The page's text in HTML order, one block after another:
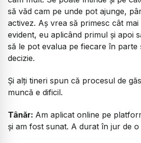
să văd cam pe unde pot ajunge,
activez. Aș vrea să primesc cât
evident, eu aplicând primul și apoi
să le pot evalua pe fiecare în parte
decizie.
Și alți tineri spun că procesul de
muncă e dificil.
Tânăr: Am aplicat online pe
și am fost sunat. A durat în jur de